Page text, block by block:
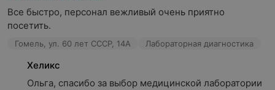
Все быстро, персонал вежливый очень приятно
посетить.
Гомель, ул. 60 лет СССР, 14А Лабораторная диагностика
Хеликс
Ольга, спасибо за выбор медицинской лаборатории